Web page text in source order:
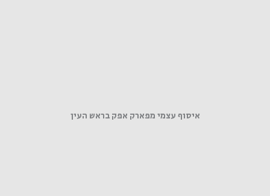
איסוף עצמי מפארק אפק בראש העין